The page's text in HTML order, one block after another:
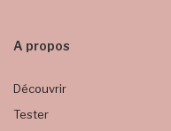
A propos
Découvrir
Tester